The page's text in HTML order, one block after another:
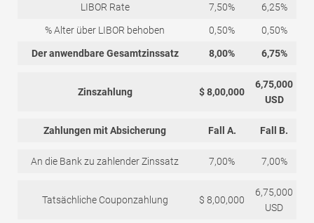
LIBOR Rate 7,50% 6,25%
% Alter über LIBOR behoben 0,50% 0,50%
Der anwendbare Gesamtzinssatz 8,00% 6,75%
Zinszahlung $ 8,00,000
6,75,000
USD
Zahlungen mit Absicherung Fall A. Fall B.
An die Bank zu zahlender Zinssatz 7,00% 7,00%
Tatsächliche Couponzahlung $ 8,00,000
6,75,000
USD